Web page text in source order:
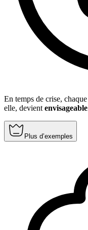
En temps de crise,
elle, devient envisageable
Plus d’exemples